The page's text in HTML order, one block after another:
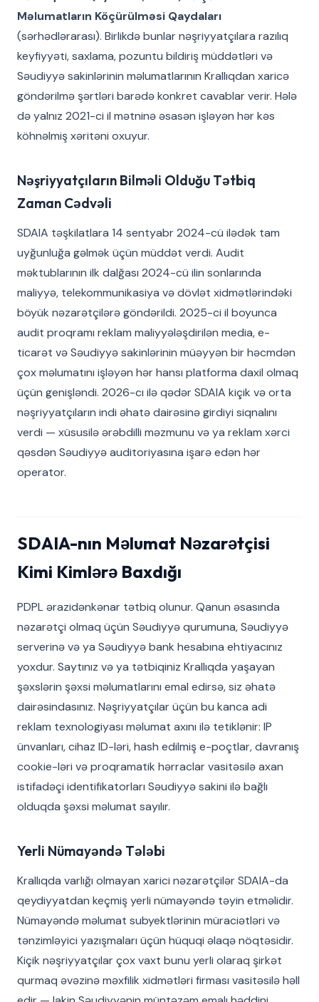
Məlumatların Köçürülməsi Qaydaları
(sərhədlərarası). Birlikdə bunlar nəşriyyatçılara razılıq
keyfiyyəti, saxlama, pozuntu bildiriş müddətləri və
Səudiyyə sakinlərinin məlumatlarının Krallıqdan xaricə
göndərilmə şərtləri barədə konkret cavablar verir. Hələ
də yalnız 2021-ci il mətninə əsasən işləyən hər kəs
köhnəlmiş xəritəni oxuyur.
Nəşriyyatçıların Bilməli Olduğu Tətbiq
Zaman Cədvəli
SDAIA təşkilatlara 14 sentyabr 2024-cü ilədək tam
uyğunluğa gəlmək üçün müddət verdi. Audit
məktublarının ilk dalğası 2024-cü ilin sonlarında
maliyyə, telekommunikasiya və dövlət xidmətlərindəki
böyük nəzarətçilərə göndərildi. 2025-ci il boyunca
audit proqramı reklam maliyyələşdirilən media, e-
ticarət və Səudiyyə sakinlərinin müəyyən bir həcmdən
çox məlumatını işləyən hər hansı platforma daxil olmaq
üçün genişləndi. 2026-cı ilə qədər SDAIA kiçik və orta
nəşriyyatçıların indi əhatə dairəsinə girdiyi siqnalını
verdi — xüsusilə ərəbdilli məzmunu və ya reklam xərci
qəsdən Səudiyyə auditoriyasına işarə edən hər
operator.
SDAIA-nın Məlumat Nəzarətçisi
Kimi Kimlərə Baxdığı
PDPL ərazidənkənar tətbiq olunur. Qanun əsasında
nəzarətçi olmaq üçün Səudiyyə qurumuna, Səudiyyə
serverinə və ya Səudiyyə bank hesabına ehtiyacınız
yoxdur. Saytınız və ya tətbiqiniz Krallıqda yaşayan
şəxslərin şəxsi məlumatlarını emal edirsə, siz əhatə
dairəsindasınız. Nəşriyyatçılar üçün bu kanca adi
reklam texnologiyası məlumat axını ilə tetiklənir: IP
ünvanları, cihaz ID-ləri, hash edilmiş e-poçtlar, davranış
cookie-ləri və proqramatik hərraclar vasitəsilə axan
istifadəçi identifikatorları Səudiyyə sakini ilə bağlı
olduqda şəxsi məlumat sayılır.
Yerli Nümayəndə Tələbi
Krallıqda varlığı olmayan xarici nəzarətçilər SDAIA-da
qeydiyyatdan keçmiş yerli nümayəndə təyin etməlidir.
Nümayəndə məlumat subyektlərinin müraciətləri və
tənzimləyici yazışmaları üçün hüquqi əlaqə nöqtəsidir.
Kiçik nəşriyyatçılar çox vaxt bunu yerli olaraq şirkət
qurmaq əvəzinə məxfilik xidmətləri firması vasitəsilə həll